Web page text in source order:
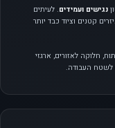
נגישים ועמידים. לעיתים
קטנים וציוד כבד יותר
חלוקה לאזורים, ארגזי
לשטח העבודה.